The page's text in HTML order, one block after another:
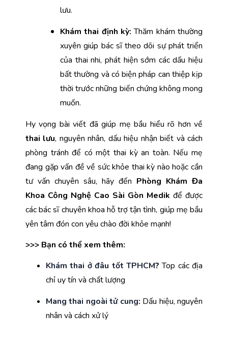
lưu.
Khám thai định kỳ: Thăm khám thường
xuyên giúp bác sĩ theo dõi sự phát triển
của thai nhi, phát hiện sớm các dấu hiệu
bất thường và có biện pháp can thiệp kịp
thời trước những biến chứng không mong
muốn.
thai lưu, nguyên nhân, dấu hiệu nhận biết và cách
phòng tránh để có một thai kỳ an toàn. Nếu mẹ
đang gặp vấn đề về sức khỏe thai kỳ nào hoặc cần
tư vấn chuyên sâu, hãy đến Phòng Khám Đa
Khoa Công Nghệ Cao Sài Gòn Medik để được
các bác sĩ chuyên khoa hỗ trợ tận tình, giúp mẹ bầu
yên tâm đón con yêu chào đời khỏe mạnh!
>>> Bạn có thể xem thêm:
Khám thai ở đâu tốt TPHCM? Top các địa
chỉ uy tín và chất lượng
Mang thai ngoài tử cung: Dấu hiệu, nguyên
nhân và cách xử lý